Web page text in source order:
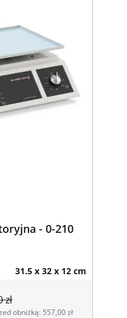
- 0-210
31.5 x 32 x 12 cm
zł
obniżką: 557,00 zł